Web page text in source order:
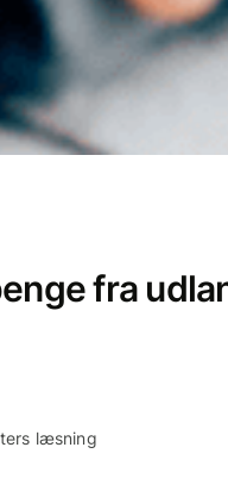
fra
læsning